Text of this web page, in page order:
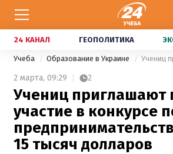
24 КАНАЛ ГЕОПОЛИТИКА
Учеба Образование в Украине
2 марта, 09:29 2
Учениц приглашают
участие в конкурсе
15 тысяч долларов